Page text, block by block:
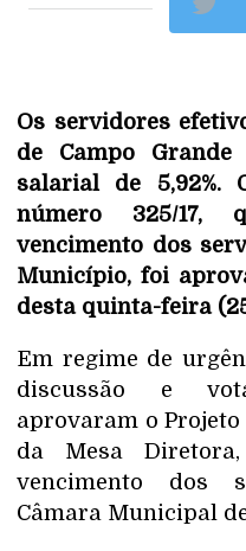
Os servidores
de Campo
salarial de 5,92%.
número 325/
vencimento dos
Município, foi
desta quinta-feira
Em regime de
discussão e
aprovaram o Projeto
da Mesa
vencimento dos
Câmara Municipal